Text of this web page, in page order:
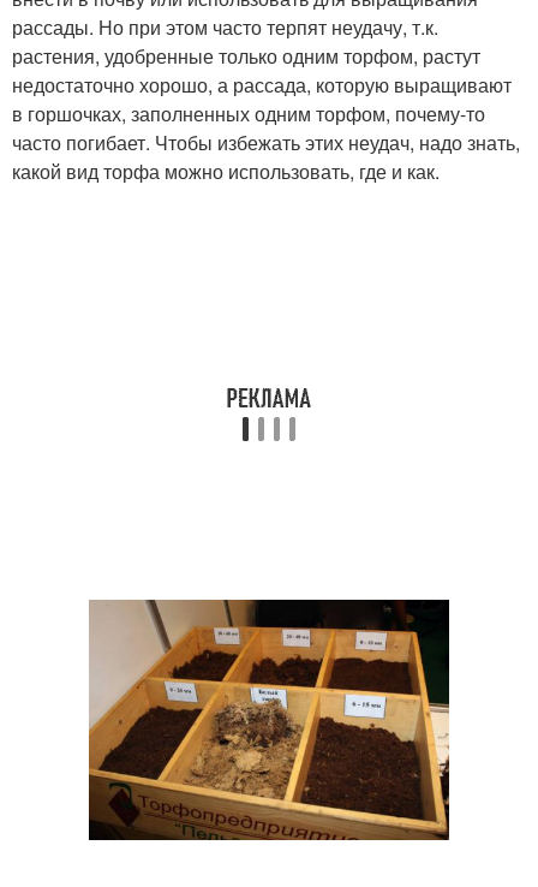
рассады. Но при этом часто терпят неудачу, т.к.
растения, удобренные только одним торфом, растут
недостаточно хорошо, а рассада, которую выращивают
в горшочках, заполненных одним торфом, почему-то
часто погибает. Чтобы избежать этих неудач, надо знать,
какой вид торфа можно использовать, где и как.